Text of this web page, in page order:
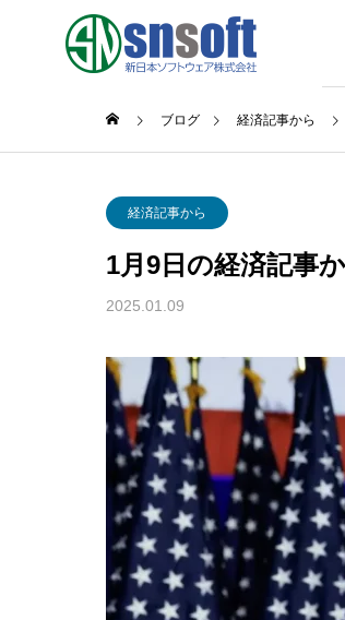
ブログ 経済記事から
経済記事から
1月9日の経済記事
2025.01.09